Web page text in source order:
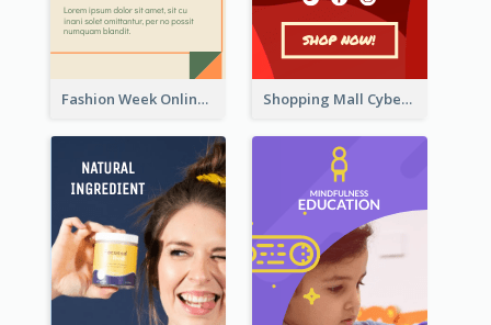
Fashion Week Online Sale Skyscraper Banner Shopping Mall Cyber Monday Sale Wide Skyscraper Banner